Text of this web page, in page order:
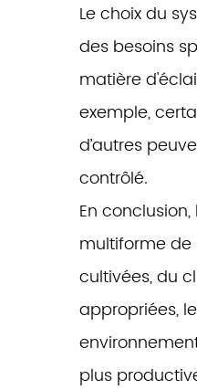
Le choix du
des besoins
matière
exemple,
d’autres
contrôlé.
En
multiforme
cultivées, du
appropriées,
plus